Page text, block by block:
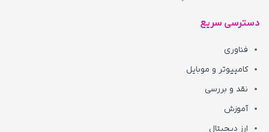
دسترسی سریع
فناوری
کامپیوتر و موبایل
نقد و بررسی
آموزش
ارز دیجیتال